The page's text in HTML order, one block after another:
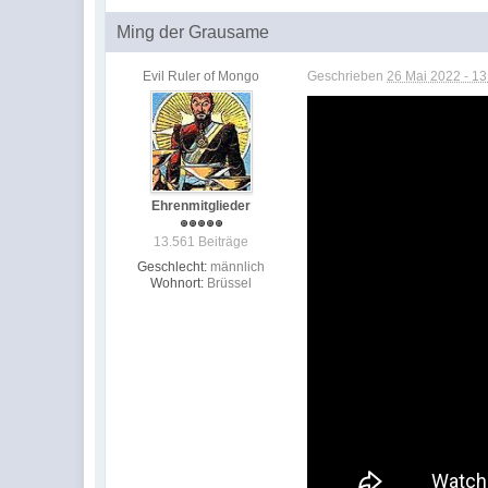
Ming der Grausame
Evil Ruler of Mongo
Ehrenmitglieder
13.561 Beiträge
Geschlecht: männlich
Wohnort: Brüssel
Geschrieben26 Mai 2022 -